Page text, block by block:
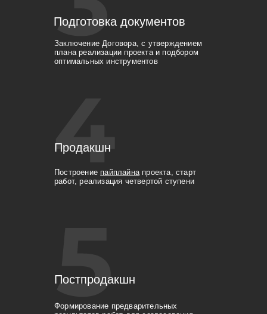
Формирование предварительных
Постпродакшн
Построение пайплайнапроекта, старт
работ, реализация четвертой ступени
Продакшн
Заключение Договора, с утверждением
плана реализации проекта и подбором
оптимальных инструментов
Подготовка документов